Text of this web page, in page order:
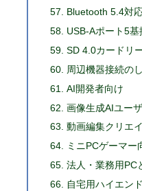
Bluetooth 5.4対
USB-Aポート5基
SD 4.0カードリ
周辺機器接続の
AI開発者向け
画像生成AIユー
動画編集クリエ
ミニPCゲーマー
法人・業務用PC
自宅用ハイエン